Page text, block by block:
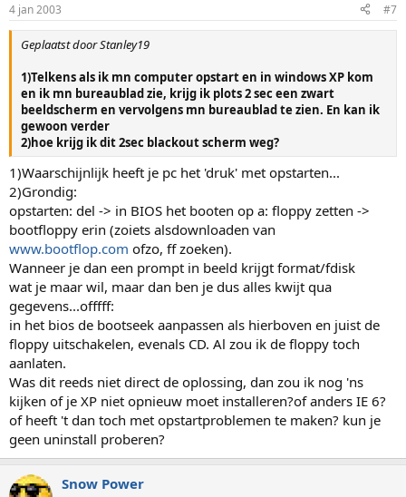
4 jan 2003 #7
Geplaatst door Stanley19
1)Telkens als ik mn computer opstart en in windows XP kom
en ik mn bureaublad zie, krijg ik plots 2 sec een zwart
beeldscherm en vervolgens mn bureaublad te zien. En kan ik
gewoon verder
2)hoe krijg ik dit 2sec blackout scherm weg?
1)Waarschijnlijk heeft je pc het 'druk' met opstarten...
2)Grondig:
opstarten: del -> in BIOS het booten op a: floppy zetten ->
bootfloppy erin (zoiets alsdownloaden van
www.bootflop.com ofzo, ff zoeken).
Wanneer je dan een prompt in beeld krijgt format/fdisk
wat je maar wil, maar dan ben je dus alles kwijt qua
gegevens...offfff:
in het bios de bootseek aanpassen als hierboven en juist de
floppy uitschakelen, evenals CD. Al zou ik de floppy toch
aanlaten.
Was dit reeds niet direct de oplossing, dan zou ik nog 'ns
kijken of je XP niet opnieuw moet installeren?of anders IE 6?
of heeft 't dan toch met opstartproblemen te maken? kun je
geen uninstall proberen?
Snow Power